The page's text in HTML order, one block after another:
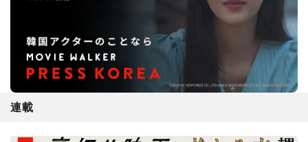
連載